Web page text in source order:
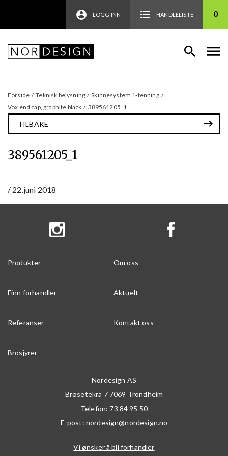
LOGG INN HANDLELISTE 0
Forside / Teknisk belysning / Skinnesystem 1-tenning /
Vox end cap, graphite black / 389561205_1
TILBAKE
389561205_1
/ 22.juni 2018
Produkter Om oss
Finn forhandler Aktuelt
Referanser Kontakt oss
Brosjyrer
Nordesign AS
Brøsetekra 7 7069 Trondheim
Telefon: 73 84 95 50
E-post: nordesign@nordesign.no
Vi ønsker å bli forhandler